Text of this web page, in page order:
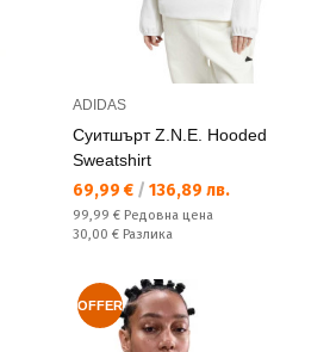
ADIDAS
Суитшърт Z.N.E. Hooded
Sweatshirt
Текуща цена:
69,99 € / 136,89 лв.
Редовна цена:
99,99 € Редовна цена
Спестявате:
30,00 € Разлика
OFFER